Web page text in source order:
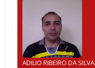
ADILIO RIBEIRO DA SILVA